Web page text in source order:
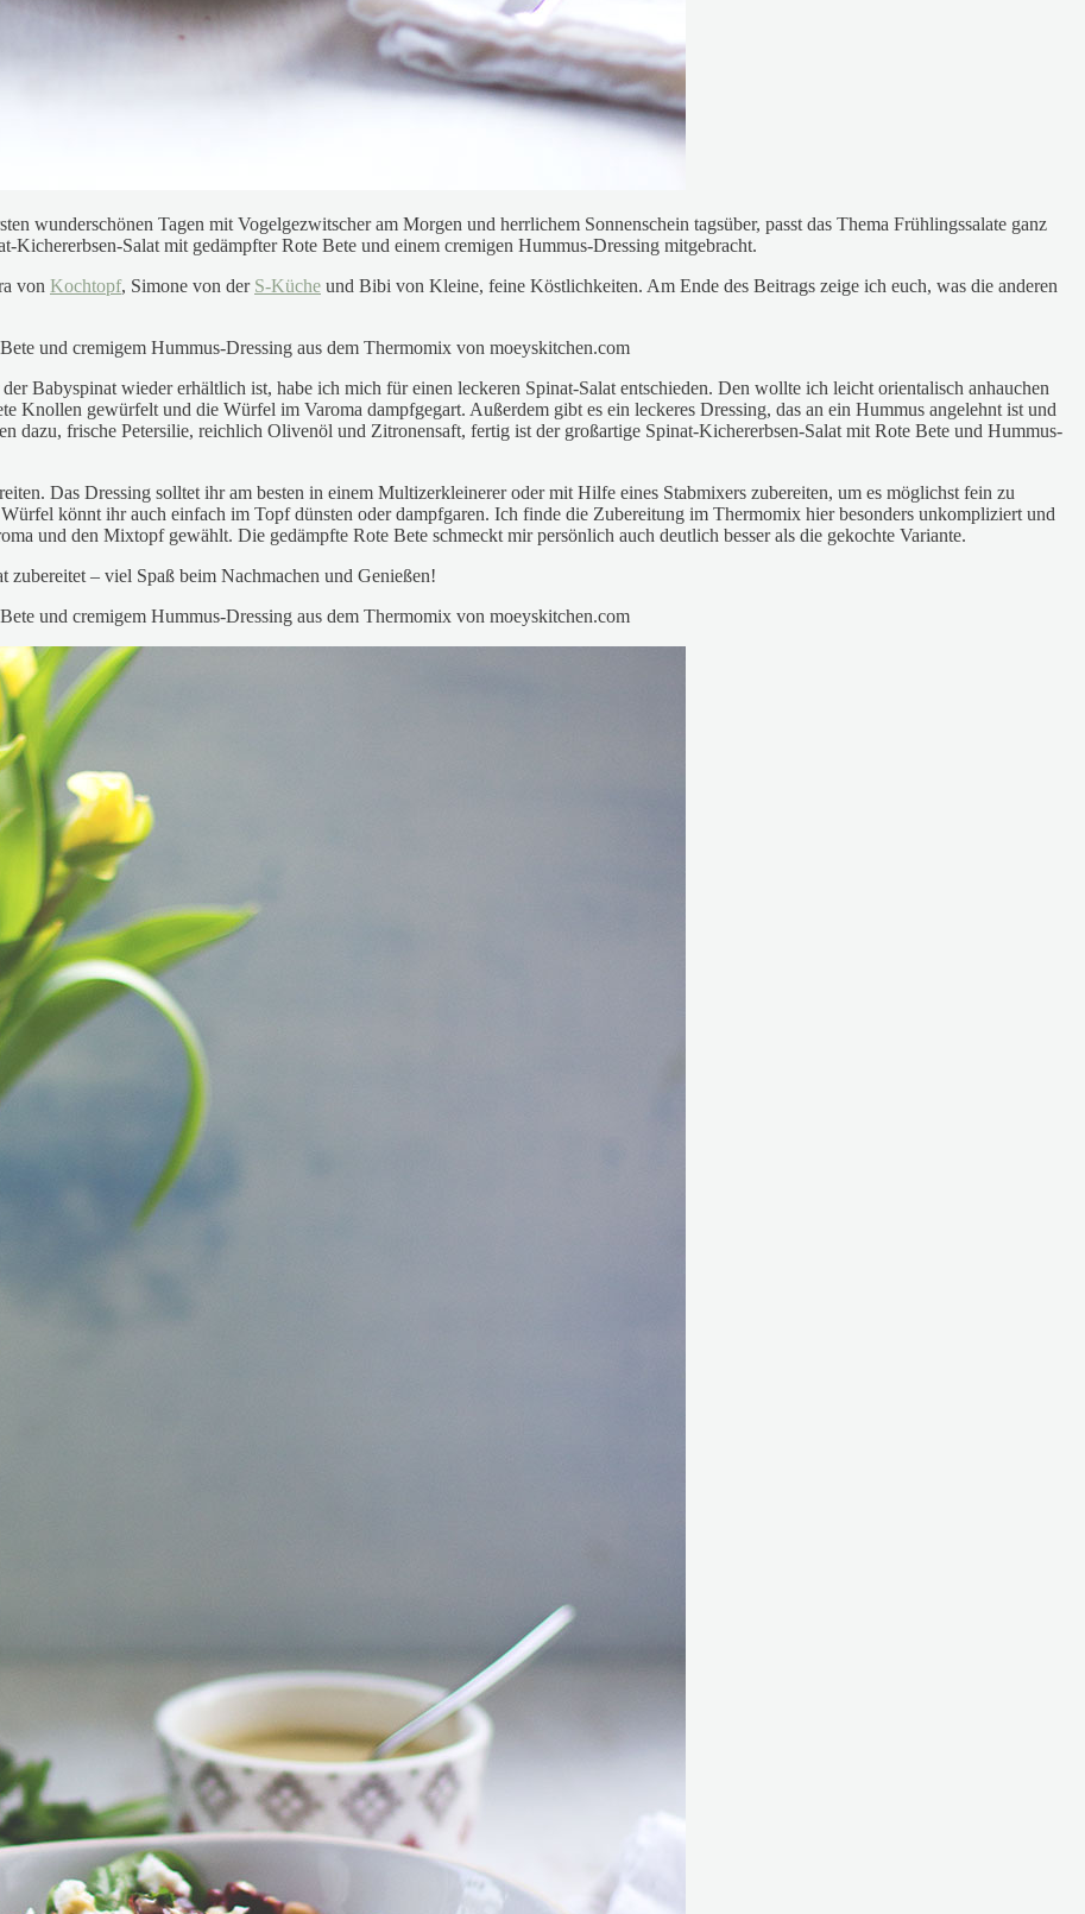
wunderschönen Tagen mit Vogelgezwitscher am Morgen und herrlichem Sonnenschein tagsüber, passt das Thema Frühlingssalate ganz
Kichererbsen-Salat mit gedämpfter Rote Bete und einem cremigen Hummus-Dressing mitgebracht.
von Kochtopf, Simone von der S-Küche und Bibi von Kleine, feine Köstlichkeiten. Am Ende des Beitrags zeige ich euch, was die anderen
Babyspinat wieder erhältlich ist, habe ich mich für einen leckeren Spinat-Salat entschieden. Den wollte ich leicht orientalisch anhauchen
Knollen gewürfelt und die Würfel im Varoma dampfgegart. Außerdem gibt es ein leckeres Dressing, das an ein Hummus angelehnt ist und
dazu, frische Petersilie, reichlich Olivenöl und Zitronensaft, fertig ist der großartige Spinat-Kichererbsen-Salat mit Rote Bete und Hummus-
Das Dressing solltet ihr am besten in einem Multizerkleinerer oder mit Hilfe eines Stabmixers zubereiten, um es möglichst fein zu
könnt ihr auch einfach im Topf dünsten oder dampfgaren. Ich finde die Zubereitung im Thermomix hier besonders unkompliziert und
und den Mixtopf gewählt. Die gedämpfte Rote Bete schmeckt mir persönlich auch deutlich besser als die gekochte Variante.
– viel Spaß beim Nachmachen und Genießen!